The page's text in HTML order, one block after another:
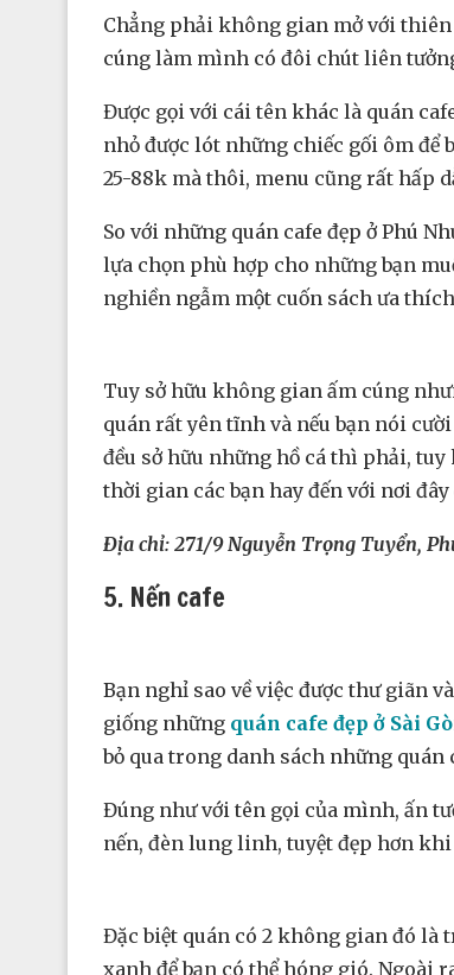
Chẳng phải không gian mở với
cúng làm mình có đôi chút liên
Được gọi với cái tên khác là quán
nhỏ được lót những chiếc gối ôm để
25-88k mà thôi, menu cũng rất hấp
So với những quán cafe đẹp ở Phú
lựa chọn phù hợp cho những bạn
nghiền ngẫm một cuốn sách ưa
Tuy sở hữu không gian ấm cúng
quán rất yên tĩnh và nếu bạn nói
đều sở hữu những hồ cá thì phải,
thời gian các bạn hay đến với nơi
Địa chỉ: 271/9 Nguyễn Trọng Tuyển,
5. Nến cafe
Bạn nghỉ sao về việc được thư giãn
giống những quán cafe đẹp ở Sài
bỏ qua trong danh sách những quán
Đúng như với tên gọi của mình, ấn
nến, đèn lung linh, tuyệt đẹp hơn
Đặc biệt quán có 2 không gian đó
xanh để bạn có thể hóng gió. Ngoài